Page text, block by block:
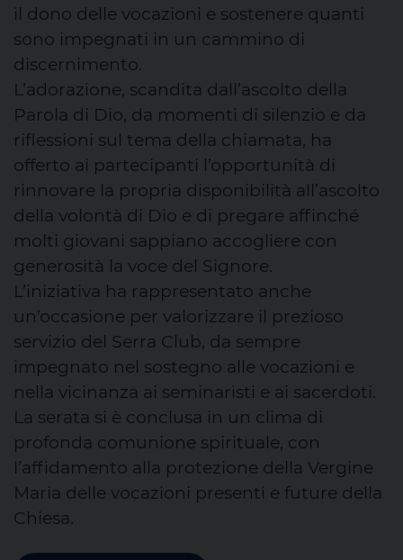
il dono delle vocazioni e sostenere quanti
sono impegnati in un cammino di
discernimento.
L’adorazione, scandita dall’ascolto della
Parola di Dio, da momenti di silenzio e da
riflessioni sul tema della chiamata, ha
offerto ai partecipanti l’opportunità di
rinnovare la propria disponibilità all’ascolto
della volontà di Dio e di pregare affinché
molti giovani sappiano accogliere con
generosità la voce del Signore.
L’iniziativa ha rappresentato anche
un’occasione per valorizzare il prezioso
servizio del Serra Club, da sempre
impegnato nel sostegno alle vocazioni e
nella vicinanza ai seminaristi e ai sacerdoti.
La serata si è conclusa in un clima di
profonda comunione spirituale, con
l’affidamento alla protezione della Vergine
Maria delle vocazioni presenti e future della
Chiesa.